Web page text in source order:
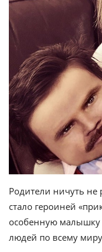
Родители ничуть не
стало героиней
особенную
людей по всему